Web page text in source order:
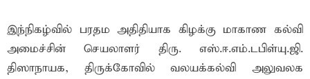
இந்நிகழ்வில் பரதம அதிதியாக கிழக்கு மாகாண கல்வி
அமைச்சின் செயலாளர் திரு. எஸ்.ஈ.எம்.டபிள்யு.ஜி.
திஸாநாயக, திருக்கோவில் வலயக்கல்வி அலுவலக